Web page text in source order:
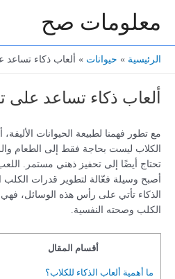
معلومات صح
الرئيسية حيوانات ألعاب ذكاء
ألعاب ذكاء تساعد
مع تطور فهمنا لطبيعة الحيوانات
الكلاب ليست بحاجة فقط إلى الطعام
تحتاج أيضًا إلى تحفيز ذهني مستمر.
أصبح وسيلة فعّالة لتطوير قدرات الكلب
الذكاء تأتي على رأس هذه الوسائل،
الكلب وصحته النفسية.
أقسام المقال
ما أهمية ألعاب الذكاء للكلاب؟